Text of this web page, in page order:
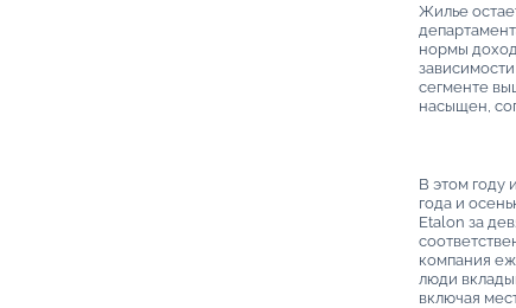
Жилье
нормы
сегменте
насыщен,
В этом году
года и
Etalon за
компания
люди
включая